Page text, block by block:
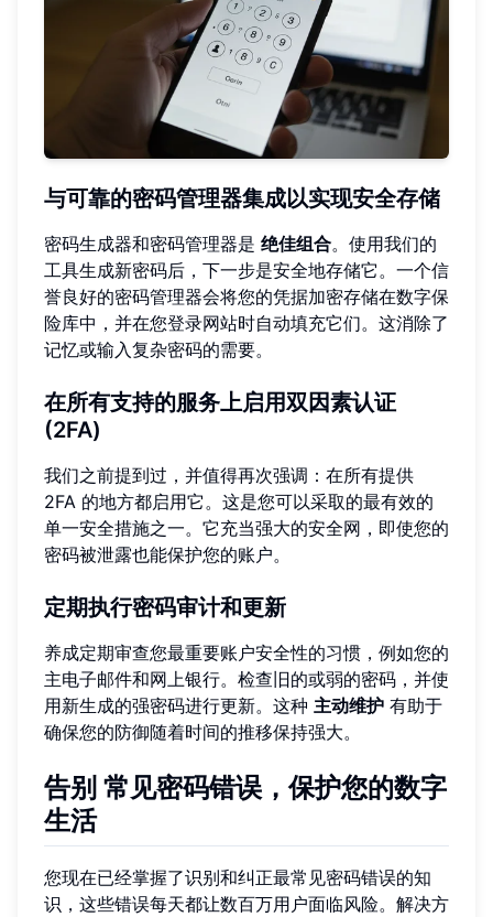
与可靠的密码管理器集成以实现安全存储
密码生成器和密码管理器是 绝佳组合。使用我们的
工具生成新密码后，下一步是安全地存储它。一个信
誉良好的密码管理器会将您的凭据加密存储在数字保
险库中，并在您登录网站时自动填充它们。这消除了
记忆或输入复杂密码的需要。
在所有支持的服务上启用双因素认证
(2FA)
我们之前提到过，并值得再次强调：在所有提供
2FA 的地方都启用它。这是您可以采取的最有效的
单一安全措施之一。它充当强大的安全网，即使您的
密码被泄露也能保护您的账户。
定期执行密码审计和更新
养成定期审查您最重要账户安全性的习惯，例如您的
主电子邮件和网上银行。检查旧的或弱的密码，并使
用新生成的强密码进行更新。这种 主动维护 有助于
确保您的防御随着时间的推移保持强大。
告别 常见密码错误，保护您的数字
生活
您现在已经掌握了识别和纠正最常见密码错误的知
识，这些错误每天都让数百万用户面临风险。解决方